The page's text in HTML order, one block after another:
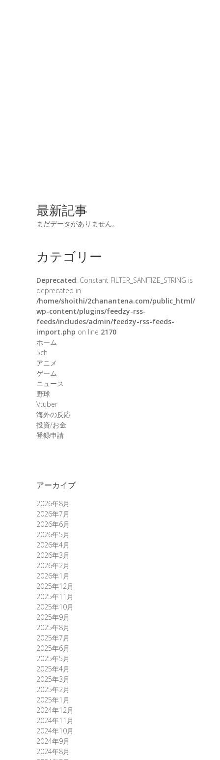
最新記事
まだデータがありません。
カテゴリー
Deprecated: Constant FILTER_SANITIZE_STRING is
deprecated in
/home/shoithi/2chanantena.com/public_html/
wp-content/plugins/feedzy-rss-
feeds/includes/admin/feedzy-rss-feeds-
import.php on line 2170
ホーム
5ch
アニメ
ゲーム
ニュース
野球
Vtuber
海外の反応
投資/お金
登録申請
アーカイブ
2026年8月
2026年7月
2026年6月
2026年5月
2026年4月
2026年3月
2026年2月
2026年1月
2025年12月
2025年11月
2025年10月
2025年9月
2025年8月
2025年7月
2025年6月
2025年5月
2025年4月
2025年3月
2025年2月
2025年1月
2024年12月
2024年11月
2024年10月
2024年9月
2024年8月